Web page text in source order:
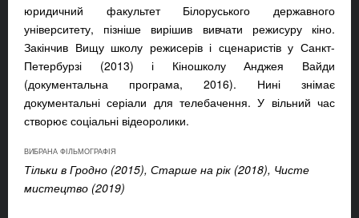
юридичний факультет Білоруського державного
університету, пізніше вирішив вивчати режисуру кіно.
Закінчив Вищу школу режисерів і сценаристів у Санкт-
Петербурзі (2013) і Кіношколу Анджея Вайди
(документальна програма, 2016). Нині знімає
документальні серіали для телебачення. У вільний час
створює соціальні відеоролики.
ВИБРАНА ФІЛЬМОГРАФІЯ
Тільки в Гродно (2015), Старше на рік (2018), Чисте
мистецтво (2019)